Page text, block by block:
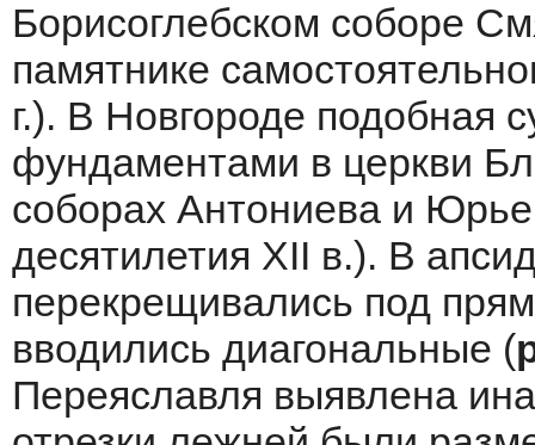
Борисоглебском соборе
памятнике
г.). В Новгороде подобная
фундаментами в церкви
соборах Антониева и
десятилетия XII в.). В
перекрещивались под
вводились диагональные (
Переяславля выявлена